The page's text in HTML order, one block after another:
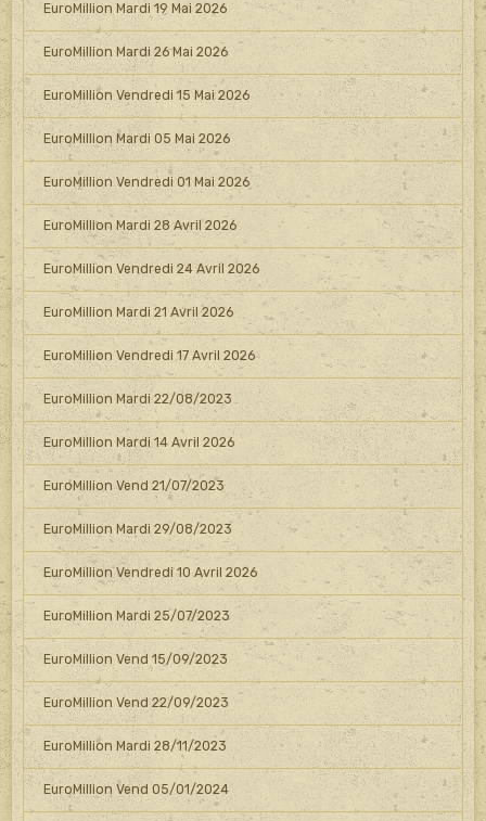
EuroMillion Mardi 19 Mai 2026
EuroMillion Mardi 26 Mai 2026
EuroMillion Vendredi 15 Mai 2026
EuroMillion Mardi 05 Mai 2026
EuroMillion Vendredi 01 Mai 2026
EuroMillion Mardi 28 Avril 2026
EuroMillion Vendredi 24 Avril 2026
EuroMillion Mardi 21 Avril 2026
EuroMillion Vendredi 17 Avril 2026
EuroMillion Mardi 22/08/2023
EuroMillion Mardi 14 Avril 2026
EuroMillion Vend 21/07/2023
EuroMillion Mardi 29/08/2023
EuroMillion Vendredi 10 Avril 2026
EuroMillion Mardi 25/07/2023
EuroMillion Vend 15/09/2023
EuroMillion Vend 22/09/2023
EuroMillion Mardi 28/11/2023
EuroMillion Vend 05/01/2024